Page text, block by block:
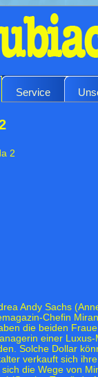
Service
2
Andy Sachs
Chefin
die beiden
einer
Solche Dollar
verkauft sich
die Wege von